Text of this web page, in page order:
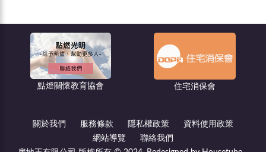
住宅消保會 都市更新－危老王
關於我們 服務條款 隱私權政策
資料使用政策
網站導覽
聯絡我們